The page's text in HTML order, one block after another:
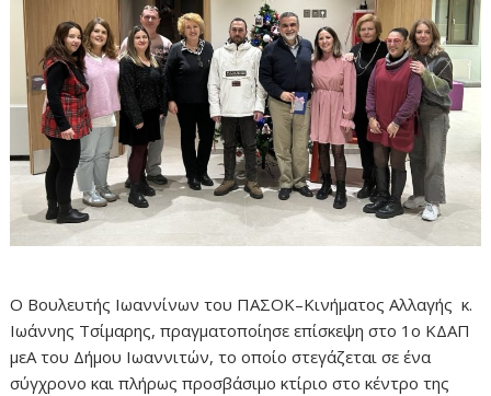
Ο Βουλευτής Ιωαννίνων του ΠΑΣΟΚ–Κινήματος Αλλαγής κ.
Ιωάννης Τσίμαρης, πραγματοποίησε επίσκεψη στο 1ο ΚΔΑΠ
μεΑ του Δήμου Ιωαννιτών, το οποίο στεγάζεται σε ένα
σύγχρονο και πλήρως προσβάσιμο κτίριο στο κέντρο της